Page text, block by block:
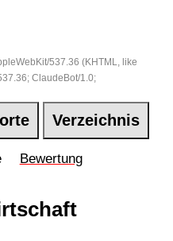
537.36 (KHTML, like
ClaudeBot/1.0;
Verzeichnis
Bewertung